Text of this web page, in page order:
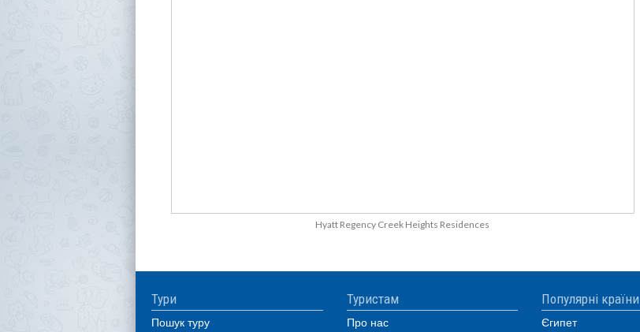
Hyatt Regency Creek Heights Residences
Тури
Пошук туру
Туристам
Про нас
Популярні країни
Єгипет